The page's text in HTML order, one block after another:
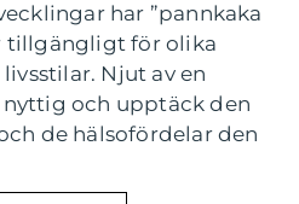
har ”pannkaka
tillgängligt för olika
Njut av en
nyttig och upptäck den
de hälsofördelar den